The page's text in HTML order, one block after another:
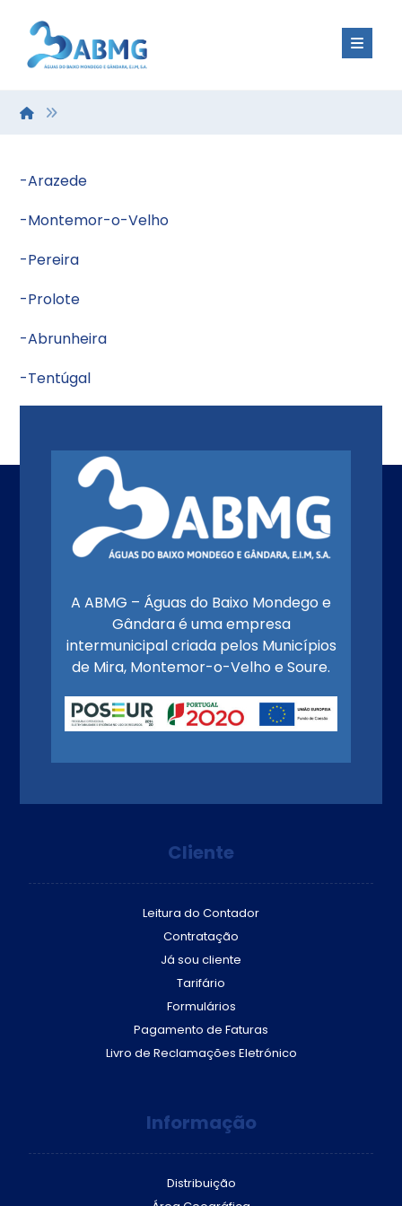
-Arazede
-Montemor-o-Velho
-Pereira
-Prolote
-Abrunheira
-Tentúgal
A ABMG – Águas do Baixo Mondego e
Gândara é uma empresa
intermunicipal criada pelos Municípios
de Mira, Montemor-o-Velho e Soure.
Cliente
Leitura do Contador
Contratação
Já sou cliente
Tarifário
Formulários
Pagamento de Faturas
Livro de Reclamações Eletrónico
Informação
Distribuição